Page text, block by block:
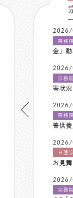
宗務院
金」
宗務院
害状
2026/
宗務院
善供
日蓮
お見舞
宗務院